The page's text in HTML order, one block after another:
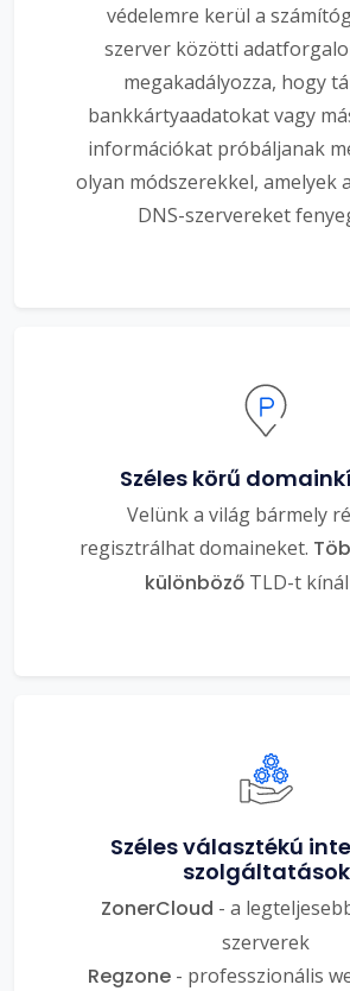
védelemre kerül a
szerver közötti
megakadályozza, hogy
bankkártyaadatokat vagy
információkat próbáljanak
olyan módszerekkel, amelyek
DNS-szervereket
Széles körű
Velünk a világ bármely
regisztrálhat domaineket.
különböző TLD-t
Széles választékú
szolgáltatások
ZonerCloud - a
szerverek
Regzone - professzionális